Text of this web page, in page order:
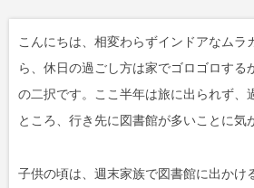
こんにちは、相変わらずインドアなムラ
ら、休日の過ごし方は家でゴロゴロする
の二択です。ここ半年は旅に出られず、
ところ、行き先に図書館が多いことに気
子供の頃は、週末家族で図書館に出かけ